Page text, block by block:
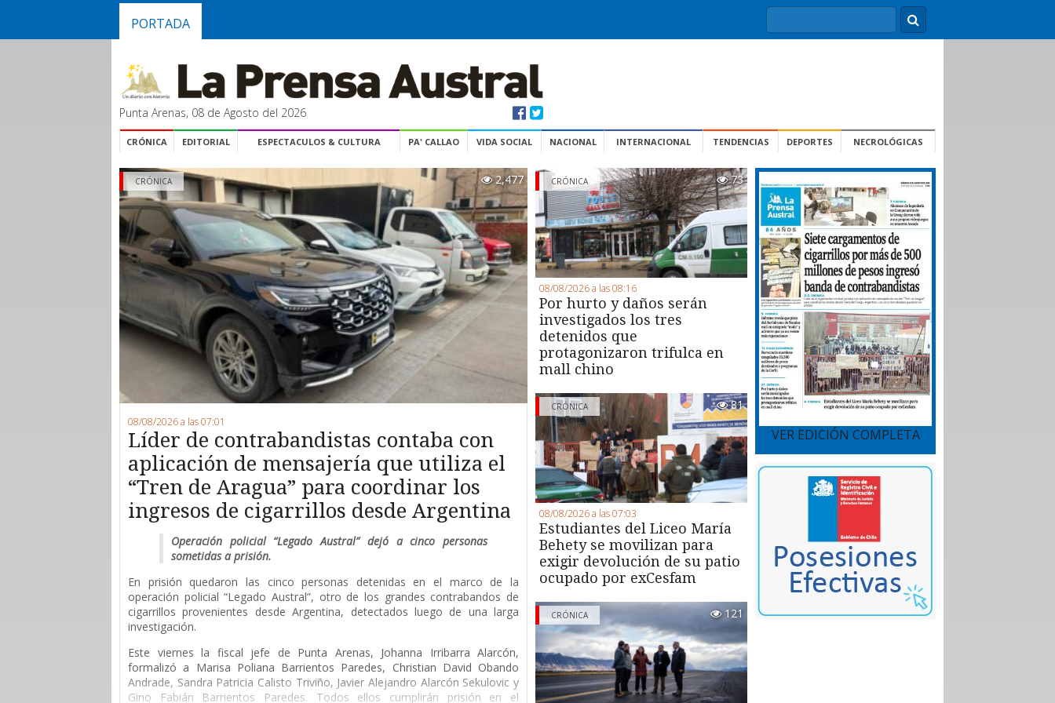
PORTADA
Punta Arenas, 08 de Agosto del 2026
CRÓNICA EDITORIAL ESPECTACULOS & CULTURA PA' CALLAO VIDA SOCIAL NACIONAL INTERNACIONAL TENDENCIAS DEPORTES NECROLÓGICAS
2,477
CRÓNICA
08/08/2026 a las 07:01
Líder de contrabandistas contaba con
aplicación de mensajería que utiliza el
“Tren de Aragua” para coordinar los
ingresos de cigarrillos desde Argentina
Operación policial “Legado Austral” dejó a cinco personas
sometidas a prisión.
En prisión quedaron las cinco personas detenidas en el marco de la
operación policial “Legado Austral”, otro de los grandes contrabandos de
cigarrillos provenientes desde Argentina, detectados luego de una larga
investigación.
Este viernes la fiscal jefe de Punta Arenas, Johanna Irribarra Alarcón,
formalizó a Marisa Poliana Barrientos Paredes, Christian David Obando
Andrade, Sandra Patricia Calisto Triviño, Javier Alejandro Alarcón Sekulovic y
Gino Fabián Barrientos Paredes. Todos ellos cumplirán prisión en el
CRÓNICA 73
08/08/2026 a las 08:16
Por hurto y daños serán
investigados los tres
detenidos que
protagonizaron trifulca en
mall chino
CRÓNICA 81
08/08/2026 a las 07:03
Estudiantes del Liceo María
Behety se movilizan para
exigir devolución de su patio
ocupado por exCesfam
CRÓNICA 121
VER EDICIÓN COMPLETA